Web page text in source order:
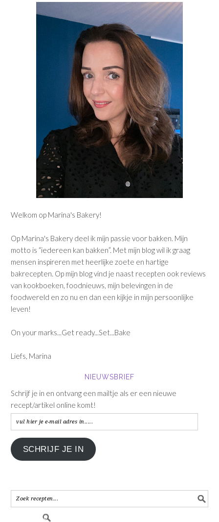
Welkom op Marina's Bakery!
Op Marina's Bakery deel ik mijn passie voor bakken. Mijn
motto is “iedereen kan bakken”. Met mijn blog wil ik graag
mensen inspireren met heerlijke zoete en hartige
bakrecepten. Op mijn blog vind je naast recepten ook reviews
van kookboeken, foodnieuws, mijn belevingen in de
foodwereld en zo nu en dan een kijkje in mijn persoonlijke
leven!
On your marks...Get ready...Set...Bake
Liefs, Marina
NIEUWSBRIEF
Schrijf je in en ontvang een mailtje als er een nieuwe
recept/artikel online komt!
vul
hier
je
e-
in.....
SCHRIJF JE IN